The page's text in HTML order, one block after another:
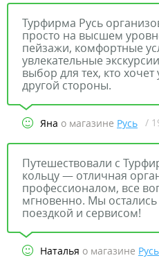
Турфирма Русь
просто на высшем
пейзажи, комфортные
увлекательные
выбор для тех, кто
другой стороны.
Яна о магазине Русь /
Путешествовали с
кольцу — отличная
профессионалом, все
мгновенно. Мы
поездкой и сервисом!
Наталья о магазине Русь